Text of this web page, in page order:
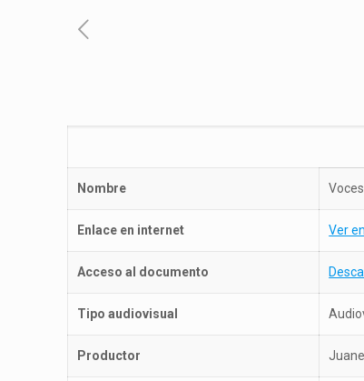
Nombre
Enlace en internet Ver
Acceso al documento
Tipo audiovisual
Productor